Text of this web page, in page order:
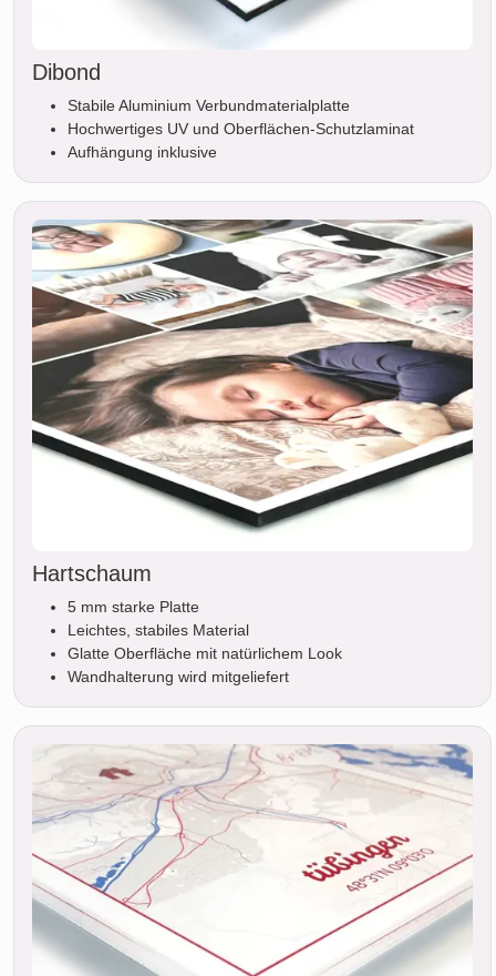
Dibond
Stabile Aluminium Verbundmaterialplatte
Hochwertiges UV und Oberflächen-Schutzlaminat
Aufhängung inklusive
Hartschaum
5 mm starke Platte
Leichtes, stabiles Material
Glatte Oberfläche mit natürlichem Look
Wandhalterung wird mitgeliefert